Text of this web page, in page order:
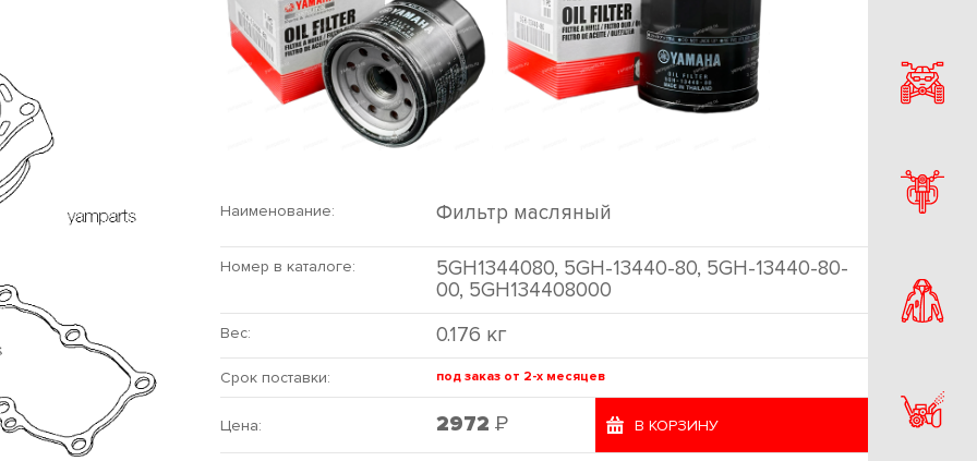
Наименование: Фильтр масляный
Номер в каталоге:
5GH1344080, 5GH-13440-80, 5GH-13440-80-
00, 5GH134408000
Вес: 0.176 кг
Срок поставки: под заказ от 2-х месяцев
Цена: 2972 Р В КОРЗИНУ